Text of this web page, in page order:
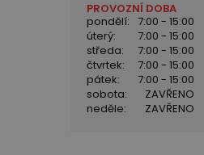
PROVOZNÍ DOBA
pondělí:
7:00 - 15:00
úterý:
7:00 - 15:00
středa:
7:00 - 15:00
čtvrtek:
7:00 - 15:00
pátek:
7:00 - 15:00
sobota:
ZAVŘENO
neděle:
ZAVŘENO